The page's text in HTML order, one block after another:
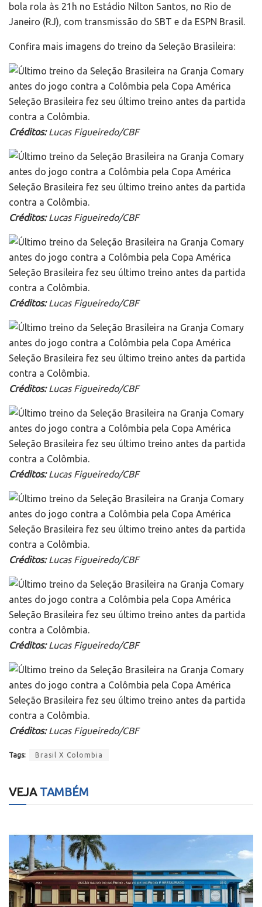
bola rola às 21h no Estádio Nilton Santos, no Rio de
Janeiro (RJ), com transmissão do SBT e da ESPN Brasil.
Confira mais imagens do treino da Seleção Brasileira:
Seleção Brasileira fez seu último treino antes da partida
contra a Colômbia.
Créditos:Lucas Figueiredo/CBF
Seleção Brasileira fez seu último treino antes da partida
contra a Colômbia.
Créditos:Lucas Figueiredo/CBF
Seleção Brasileira fez seu último treino antes da partida
contra a Colômbia.
Créditos:Lucas Figueiredo/CBF
Seleção Brasileira fez seu último treino antes da partida
contra a Colômbia.
Créditos:Lucas Figueiredo/CBF
Seleção Brasileira fez seu último treino antes da partida
contra a Colômbia.
Créditos:Lucas Figueiredo/CBF
Seleção Brasileira fez seu último treino antes da partida
contra a Colômbia.
Créditos:Lucas Figueiredo/CBF
Seleção Brasileira fez seu último treino antes da partida
contra a Colômbia.
Créditos:Lucas Figueiredo/CBF
Seleção Brasileira fez seu último treino antes da partida
contra a Colômbia.
Créditos:Lucas Figueiredo/CBF
Tags: Brasil X Colombia
VEJATAMBÉM